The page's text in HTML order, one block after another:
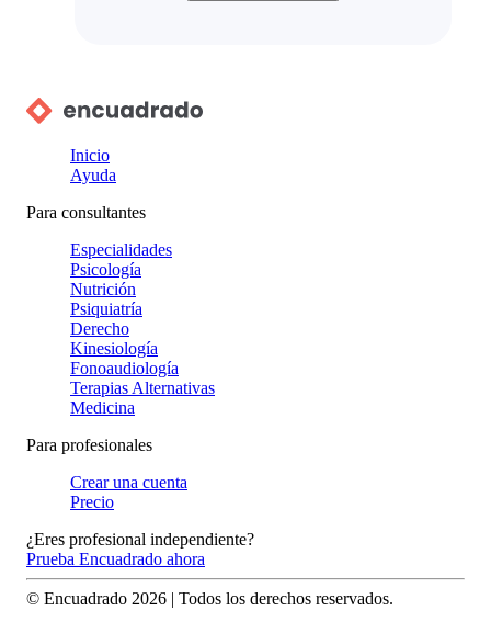
Inicio
Ayuda
Para consultantes
Especialidades
Psicología
Nutrición
Psiquiatría
Derecho
Kinesiología
Fonoaudiología
Terapias Alternativas
Medicina
Para profesionales
Crear una cuenta
Precio
¿Eres profesional independiente?
Prueba Encuadrado ahora
© Encuadrado 2026 | Todos los derechos reservados.